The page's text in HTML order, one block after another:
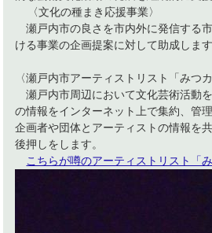
〈文化の種まき応援事業〉
瀬戸内市の良さを市内外に発信する
ける事業の企画提案に対して助成します
〈瀬戸内市アーティストリスト「みつ
瀬戸内市周辺において文化芸術活動
の情報をインターネット上で集約、管
企画者や団体とアーティストの情報を
後押しをします。
こちらが噂のアーティストリスト「